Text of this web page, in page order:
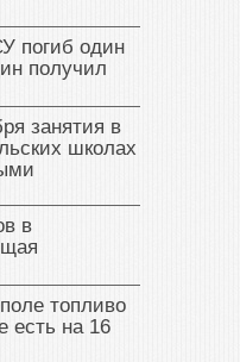
погиб один
получил
занятия в
школах
в
топливо
есть на 16